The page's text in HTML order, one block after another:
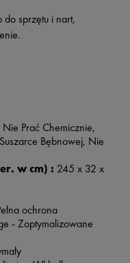
do sprzętu i nart,
Prać Chemicznie,
Bębnowej, Nie
w cm) : 245 x 32 x
ochrona
-Zoptymalizowane